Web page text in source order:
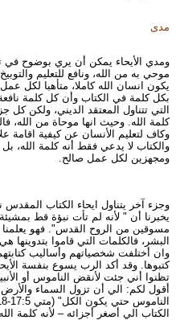
مدى
موحي به من الله، ونافع للتعليم
يكون انسان الله كاملا، متأهبا لكل
بكل كلمة في الكتاب وأن كل كلمة
التي تتناول المعتقد الديني، ولكن
كلمة الله. وحيث انها موحاة من الله،
وكاف لتعليم الأنسان عن كيفية اقامة
والكتاب لا يدعي فقط أنه كلمة الله، بل
ومجهزين لكل عمل صالح.
يخبرنا أن " لأنه لم تأت نبؤة قط
مسوقين من الروح القدس". فهو
البشر، فالكلمات التي قاموا بتدوينها
وان أختلفت شخصياتهم وأساليب
كتبوها. وقد أكد الرب يسوع بنفسة
تظنوا أني جئت لأنقض الناموس أو
أقول لكم: الي أن تزول السماء
الكتاب الي أصغر أجزائه – لأنه كلمة الله.